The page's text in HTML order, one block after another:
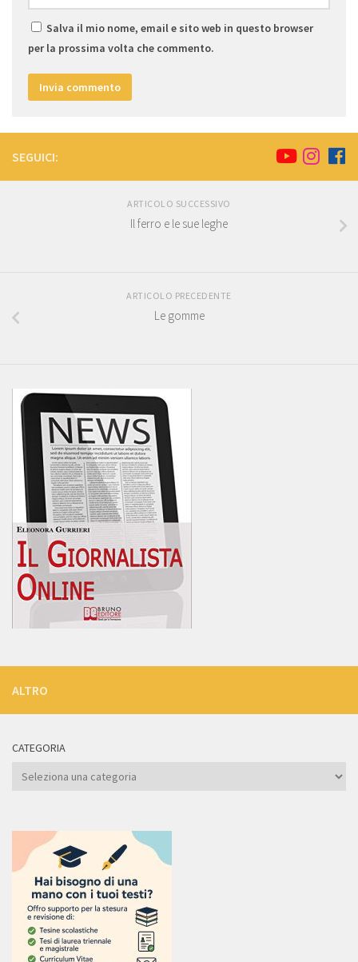
Salva il mio nome, email e sito web in questo browser
per la prossima volta che commento.
SEGUICI:
ARTICOLO SUCCESSIVO
Il ferro e le sue leghe
ARTICOLO PRECEDENTE
Le gomme
ALTRO
CATEGORIA
Categoria